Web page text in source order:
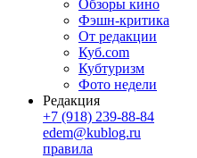
Обзоры кино
Фэшн-критика
От редакции
Куб.com
Кубтуризм
Фото недели
Редакция
+7 (918) 239-88-84
edem@kublog.ru
правила